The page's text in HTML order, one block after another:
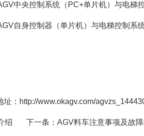
中央控制系统（PC+单片机）与电梯
自身控制器（单片机）与电梯控制系
：http://www.okagv.com/
绍 下一条： ​AGV料车注意事项及故